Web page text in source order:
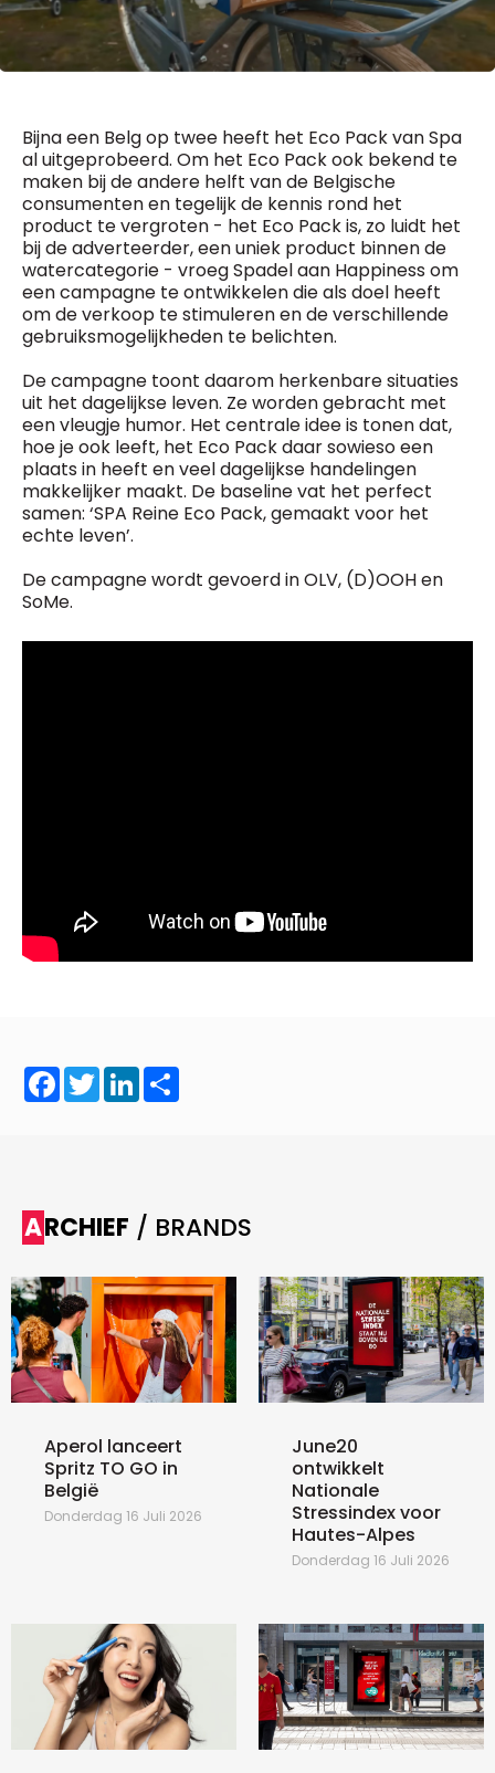
Bijna een Belg op twee heeft het Eco Pack van Spa
al uitgeprobeerd. Om het Eco Pack ook bekend te
maken bij de andere helft van de Belgische
consumenten en tegelijk de kennis rond het
product te vergroten - het Eco Pack is, zo luidt het
bij de adverteerder, een uniek product binnen de
watercategorie - vroeg Spadel aan Happiness om
een campagne te ontwikkelen die als doel heeft
om de verkoop te stimuleren en de verschillende
gebruiksmogelijkheden te belichten.
De campagne toont daarom herkenbare situaties
uit het dagelijkse leven. Ze worden gebracht met
een vleugje humor. Het centrale idee is tonen dat,
hoe je ook leeft, het Eco Pack daar sowieso een
plaats in heeft en veel dagelijkse handelingen
makkelijker maakt. De baseline vat het perfect
samen: ‘SPA Reine Eco Pack, gemaakt voor het
echte leven’.
De campagne wordt gevoerd in OLV, (D)OOH en
SoMe.
Facebook
TwitterLinkedIn
ARCHIEF / BRANDS
Aperol lanceert
Spritz TO GO in
België
Donderdag 16 Juli 2026
June20
ontwikkelt
Nationale
Stressindex voor
Hautes-Alpes
Donderdag 16 Juli 2026
Fred Bouchar
0498 88 64 89
f.bouchar@mm.be
Griet Byl
0475 97 12 57
g.byl@mm.be
Chief Editor
Damien Lemaire
0477 37 31 65
d.lemaire@mm.be
BEVESTIGEN
Daily
access
5 x week
MM e - News
1 x week
MM Brunch
1 x week
MM Tech
10 x year
MM Best of
Research
10 x year
MM Blue
4 x year
MM Magazine
(digital)
Vragen ?